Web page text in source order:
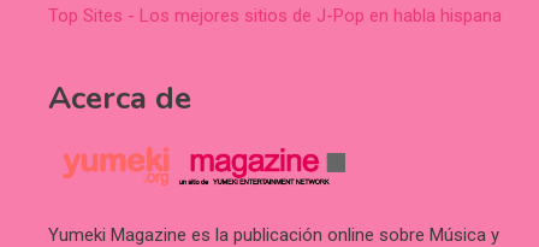
Top Sites - Los mejores sitios de J-Pop en habla hispana
Acerca de
Yumeki Magazine es la publicación online sobre Música y